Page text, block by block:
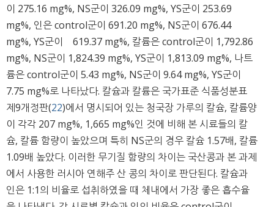
이 275.16 mg%, NS군이 326.09 mg%, YS군이 253.69
mg%, 인은 control군이 691.20 mg%, NS군이 676.44
mg%, YS군이 619.37 mg%, 칼륨은 control군이 1,792.86
mg%, NS군이 1,824.39 mg%, YS군이 1,813.09 mg%, 나트
륨은 control군이 5.43 mg%, NS군이 9.64 mg%, YS군이
7.75 mg%로 나타났다. 칼슘과 칼륨은 국가표준 식품성분표
제9개정판(22)에서 명시되어 있는 청국장 가루의 칼슘, 칼륨양
이 각각 207 mg%, 1,665 mg%인 것에 비해 본 시료들의 칼
슘, 칼륨 함량이 높았으며 특히 NS군의 경우 칼슘 1.57배, 칼륨
1.09배 높았다. 이러한 무기질 함량의 차이는 국산콩과 본 과제
에서 사용한 러시아 연해주 산 콩의 차이로 판단된다. 칼슘과
인은 1:1의 비율로 섭취하였을 때 체내에서 가장 좋은 흡수율